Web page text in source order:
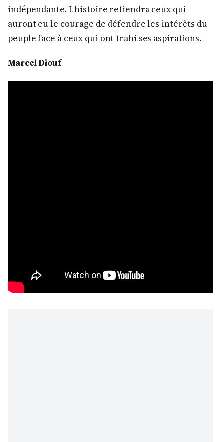
indépendante. L’histoire retiendra ceux qui
auront eu le courage de défendre les intérêts du
peuple face à ceux qui ont trahi ses aspirations.
Marcel Diouf